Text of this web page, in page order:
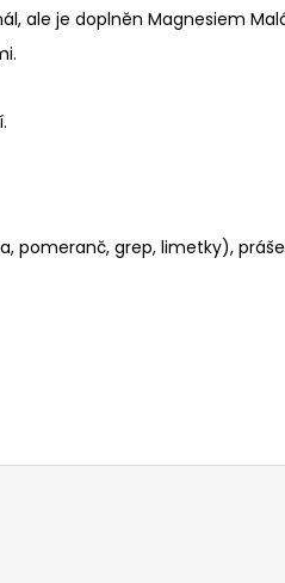
ale je doplněn Magnesiem
pomeranč, grep, limetky),